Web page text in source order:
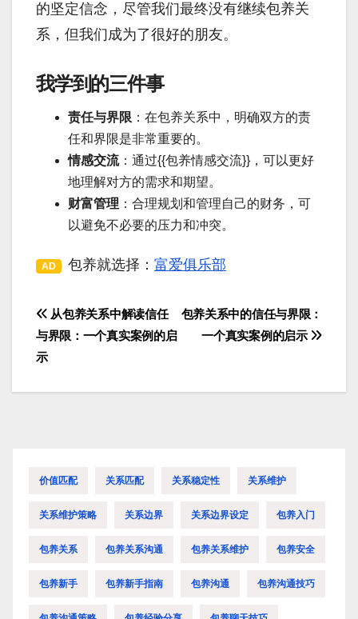
的坚定信念，尽管我们最终没有继续包养关
系，但我们成为了很好的朋友。
我学到的三件事
责任与界限 ：在包养关系中，明确双方的责
任和界限是非常重要的。
情感交流：通过{{包养情感交流}}，可以更好
地理解对方的需求和期望。
财富管理 ：合理规划和管理自己的财务，可
以避免不必要的压力和冲突。
AD 包养就选择： 富爱俱乐部
文
章
包养关系中的信任与界限：
一个真实案例的启示
从包养关系中解读信任
与界限：一个真实案例的启
示
价值匹配 关系匹配 关系稳定性 关系维护
关系维护策略 关系边界 关系边界设定 包养入门
包养关系 包养关系沟通 包养关系维护 包养安全
包养新手 包养新手指南 包养沟通 包养沟通技巧